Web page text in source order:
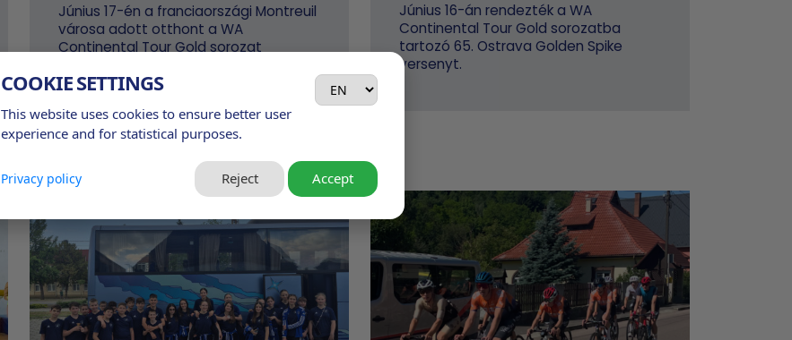
Június 17-én a franciaországi Montreuil
városa adott otthont a WA
Continental Tour Gold sorozat
International de Montreuil elnevezésű
Június 16-án rendezték a WA
Continental Tour Gold sorozatba
tartozó 65. Ostrava Golden Spike
versenyt.
COOKIE SETTINGS
This website uses cookies to ensure better user
experience and for statistical purposes.
Privacy policy Reject Accept